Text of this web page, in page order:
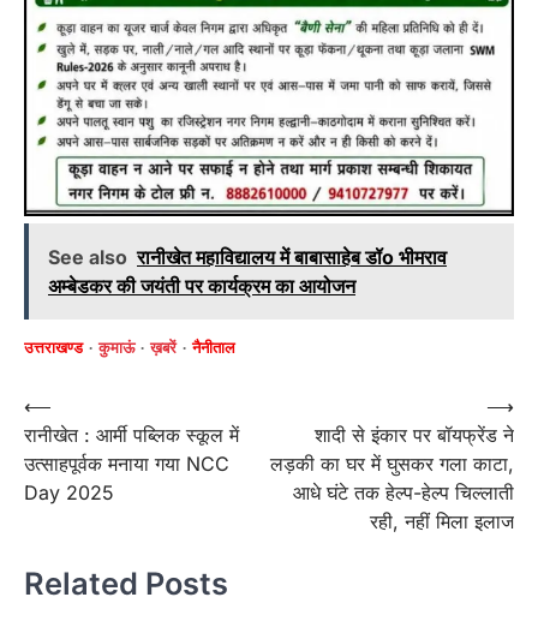
See also रानीखेत महाविद्यालय में बाबासाहेब डॉo भीमराव
अम्बेडकर की जयंती पर कार्यक्रम का आयोजन
उत्तराखण्ड कुमाऊं ख़बरें नैनीताल
Post
navigation
⟵
रानीखेत : आर्मी पब्लिक स्कूल में
उत्साहपूर्वक मनाया गया NCC
Day 2025
शादी से इंकार पर बॉयफ्रेंड ने
लड़की का घर में घुसकर गला काटा,
आधे घंटे तक हेल्प-हेल्प चिल्लाती
रही, नहीं मिला इलाज
⟶
Related Posts